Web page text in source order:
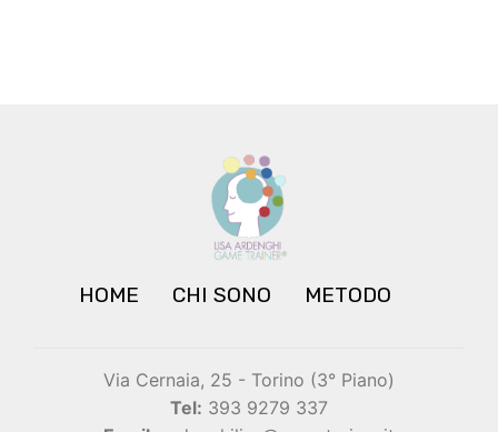
HOME CHI SONO METODO
Via Cernaia, 25 - Torino (3° Piano)
Tel: 393 9279 337